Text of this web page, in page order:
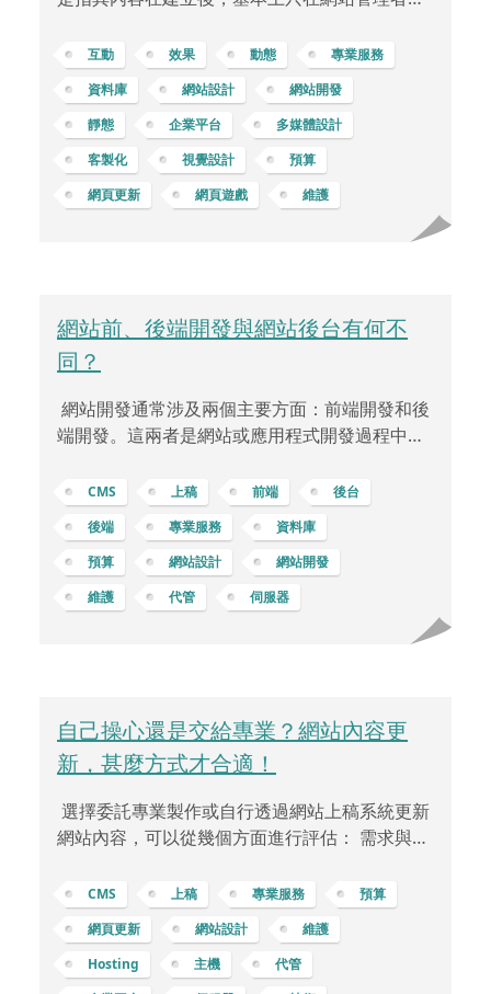
是由 HTML 和 CSS 構建，每一個網頁都是一個獨
立的檔案，當瀏覽者訪問網站時，它們的內容會
直接由網站伺服器發送給瀏覽器。靜態網站的內
容不會根據使用者的行為或資料庫中的資訊而改
變。 靜態網站特點包括： 內容固定：其內容在網
站建立後，不會因為瀏覽者行為而動態改變。前
端技術：以網站前端開發技術構建，不需要更加
互動 效果 動態
專業服務
資料庫
網站設計
網站開發
靜態
企業平台
多媒體設計
客製化
視覺設計
預算
網頁更新
網頁遊戲 維護
網站前、後端開發與網站後台有何不
同？
網站開發通常涉及兩個主要方面：前端開發和後
端開發。這兩者是網站或應用程式開發過程中的
發 (Frontend Development)：網站前端開發是
指負責構建網站或應用程式的使用者界面部分，
也就是使用者直接與之互動的部分。它包括了網
站的設計、布局、互動性和使用者體驗等方面的
工作，如跨瀏覽器相容性、響應式設計 … 等等。
前端開發者使用 HTML、CSS 和 JavaScript 等技
術來建立網頁並實現互動功能。負責確保網站的
CMS 上稿 前端
後台
後端
專業服務
資料庫
預算
網站設計
網站開發
維護
代管 伺服器
自己操心還是交給專業？網站內容更
新，甚麼方式才合適！
選擇委託專業製作或自行透過網站上稿系統更新
網站內容，可以從幾個方面進行評估： 需求與目
達到的功能、風格和資訊更新的頻率。技術要求
與知識水準：檢視自身或團隊是否具備更新網站
所需的技術和知識水準。維護網站需要熟悉的技
能和專業知識。時間與效率：考慮能夠投入的時
CMS 上稿 專業服務
預算
網頁更新
網站設計
維護
Hosting
主機
代管